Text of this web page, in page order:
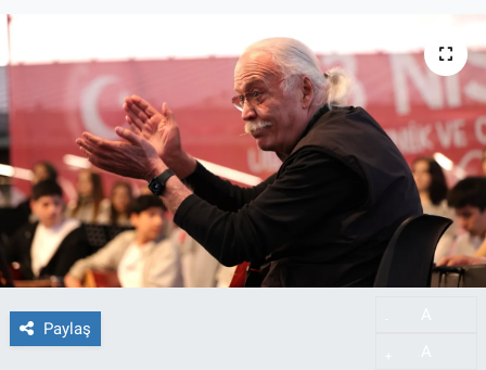
Paylaş
Künye
Son Dakika Haberleri
Haber Arşivi